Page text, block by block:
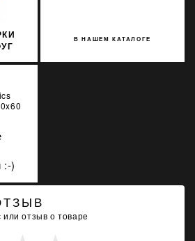
В НАШЕМ КАТАЛОГЕ
:-)
отзыв о товаре